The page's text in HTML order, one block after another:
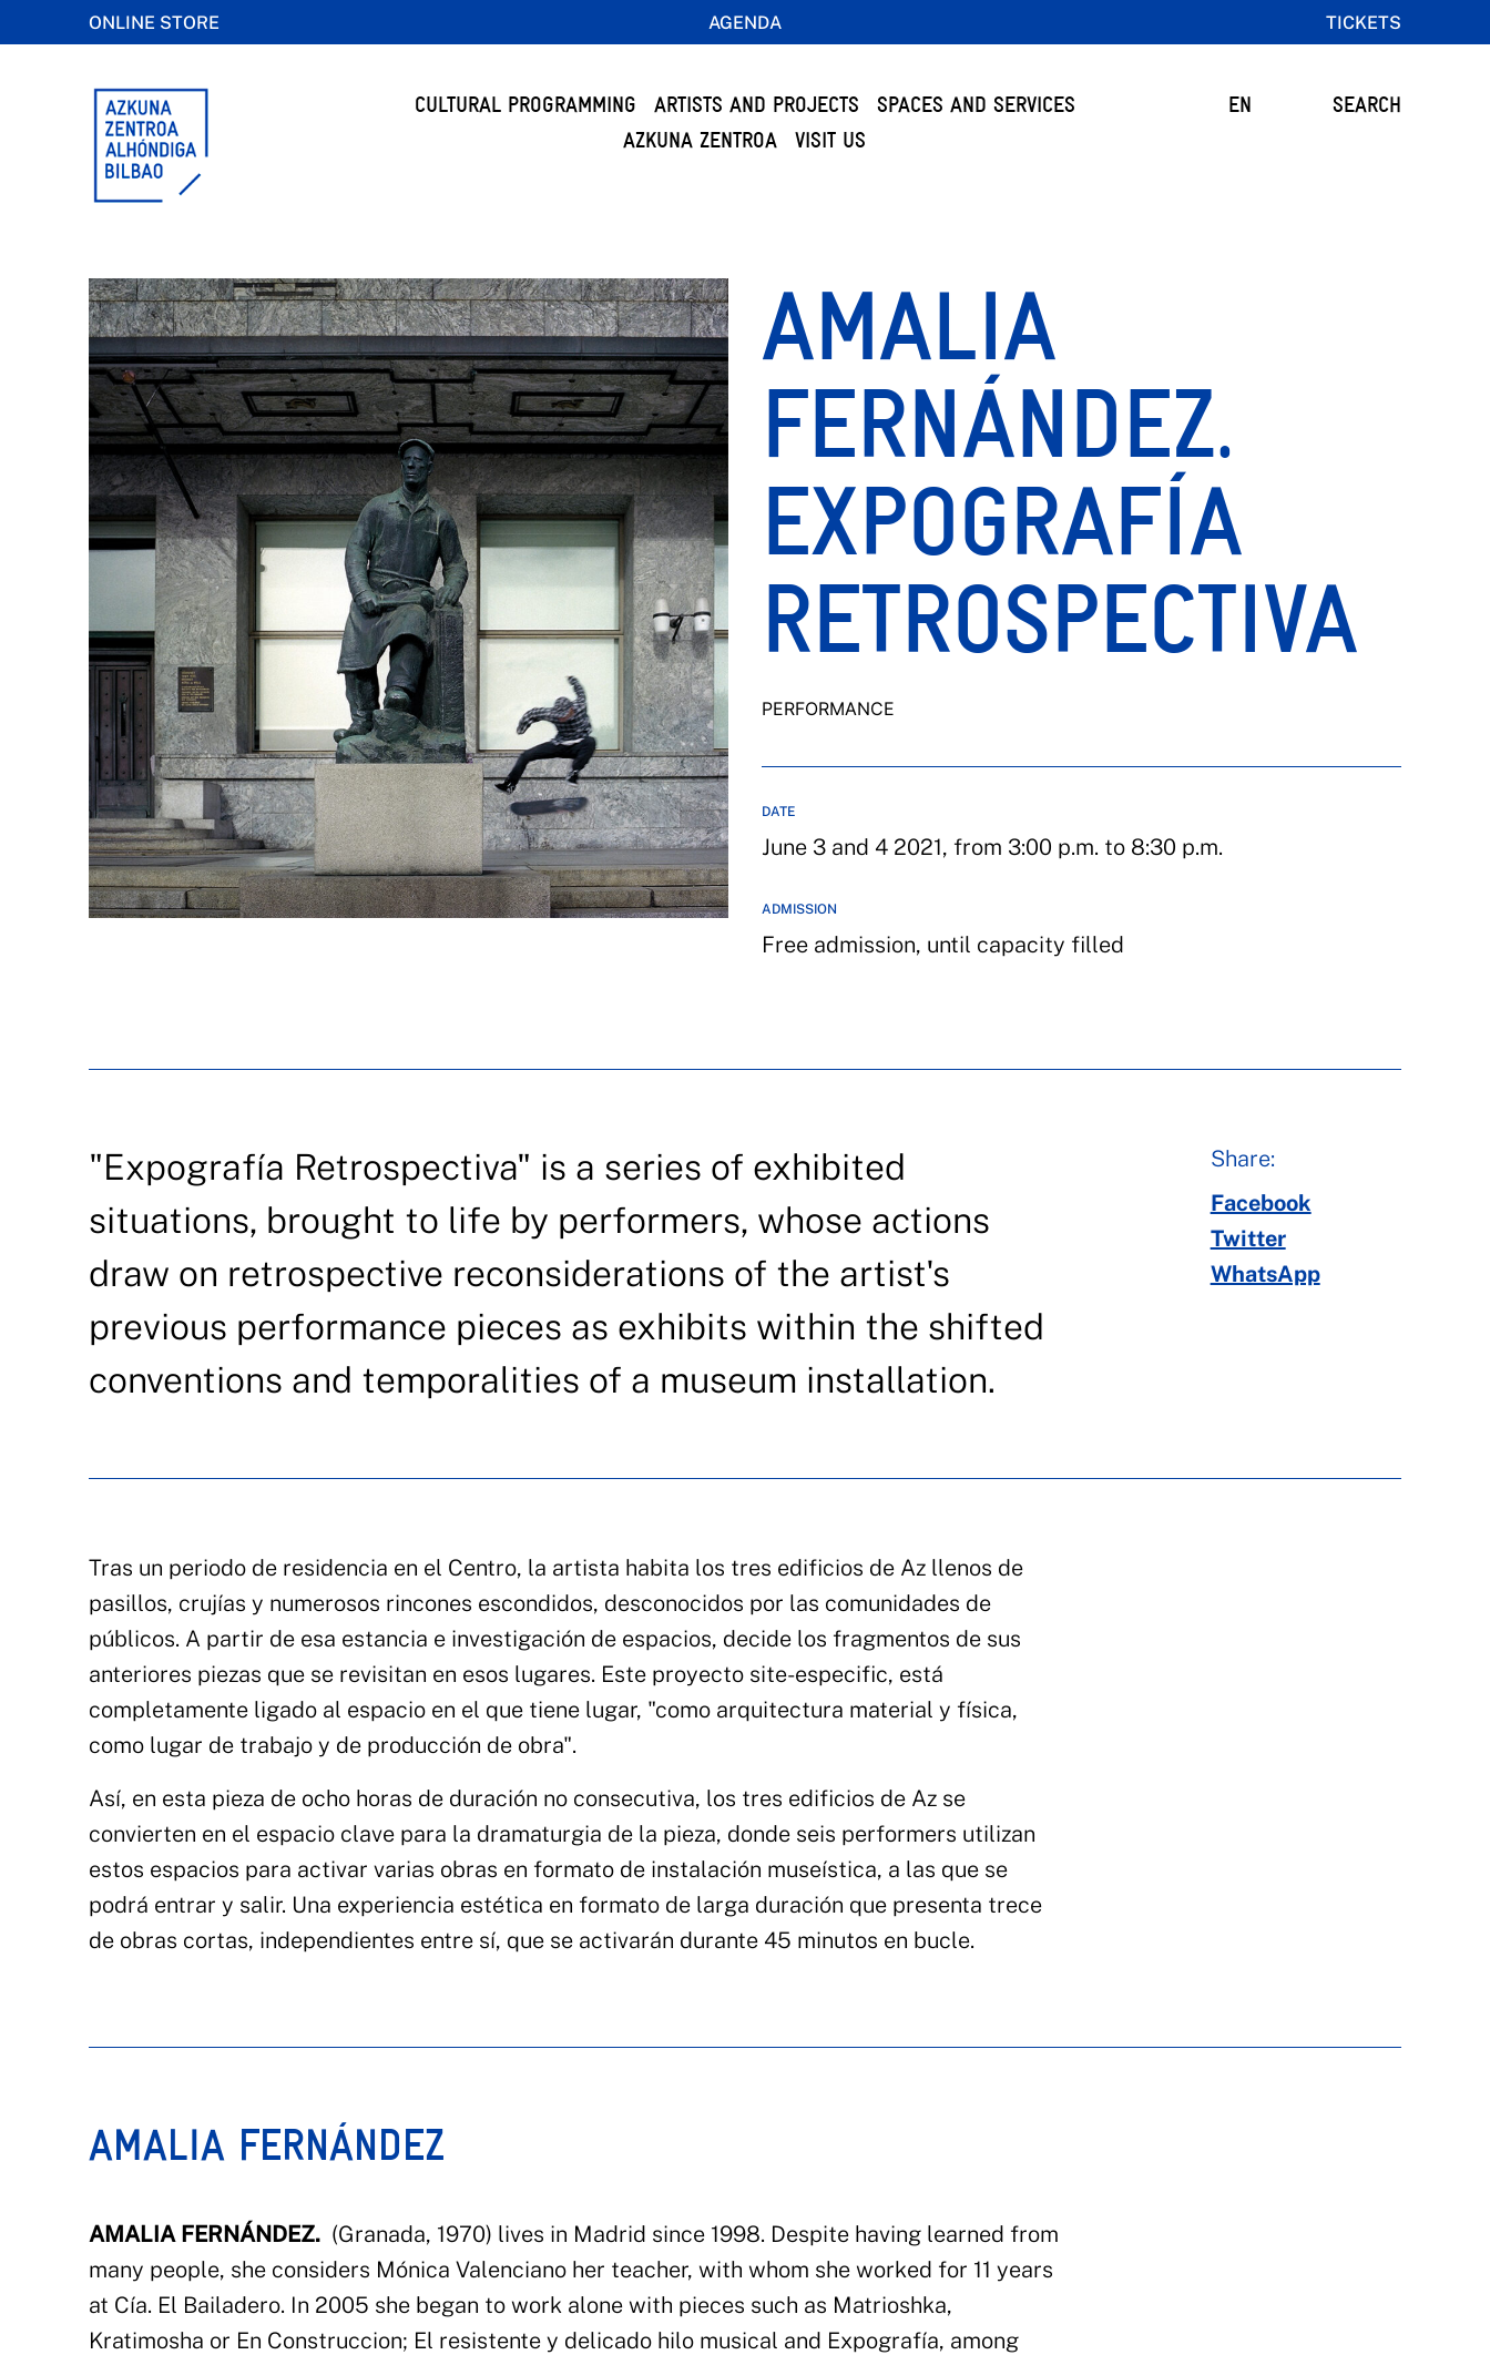
ONLINE STORE AGENDA TICKETS
CULTURAL PROGRAMMING ARTISTS AND PROJECTS
SPACES AND SERVICES
AZKUNA ZENTROA
VISIT US
EN SEARCH
AMALIA
FERNÁNDEZ.
EXPOGRAFÍA
RETROSPECTIVA
PERFORMANCE
DATE
June 3 and 4 2021, from 3:00 p.m. to 8:30 p.m.
ADMISSION
Free admission, until capacity filled
"Expografía Retrospectiva" is a series of exhibited
situations, brought to life by performers, whose actions
draw on retrospective reconsiderations of the artist's
previous performance pieces as exhibits within the shifted
conventions and temporalities of a museum installation.
Share:
Facebook
Twitter
WhatsApp
Tras un periodo de residencia en el Centro, la artista habita los tres edificios de Az llenos de
pasillos, crujías y numerosos rincones escondidos, desconocidos por las comunidades de
públicos. A partir de esa estancia e investigación de espacios, decide los fragmentos de sus
anteriores piezas que se revisitan en esos lugares. Este proyecto site-especific, está
completamente ligado al espacio en el que tiene lugar, "como arquitectura material y física,
como lugar de trabajo y de producción de obra".
Así, en esta pieza de ocho horas de duración no consecutiva, los tres edificios de Az se
convierten en el espacio clave para la dramaturgia de la pieza, donde seis performers utilizan
estos espacios para activar varias obras en formato de instalación museística, a las que se
podrá entrar y salir. Una experiencia estética en formato de larga duración que presenta trece
de obras cortas, independientes entre sí, que se activarán durante 45 minutos en bucle.
AMALIA FERNÁNDEZ
AMALIA FERNÁNDEZ. (Granada, 1970) lives in Madrid since 1998. Despite having learned from
many people, she considers Mónica Valenciano her teacher, with whom she worked for 11 years
at Cía. El Bailadero. In 2005 she began to work alone with pieces such as Matrioshka,
Kratimosha or En Construccion; El resistente y delicado hilo musical and Expografía, among